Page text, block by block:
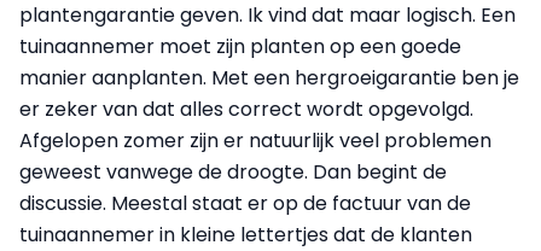
plantengarantie geven. Ik vind dat maar logisch. Een
tuinaannemer moet zijn planten op een goede
manier aanplanten. Met een hergroeigarantie ben je
er zeker van dat alles correct wordt opgevolgd.
Afgelopen zomer zijn er natuurlijk veel problemen
geweest vanwege de droogte. Dan begint de
discussie. Meestal staat er op de factuur van de
tuinaannemer in kleine lettertjes dat de klanten